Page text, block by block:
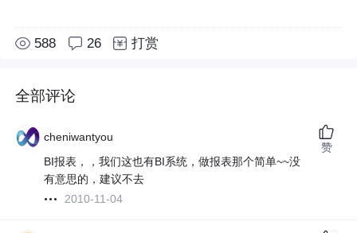
588 26 打赏
全部评论
cheniwantyou
BI报表，，我们这也有BI系统，做报表那个简单~~没
有意思的，建议不去
2010-11-04
赞